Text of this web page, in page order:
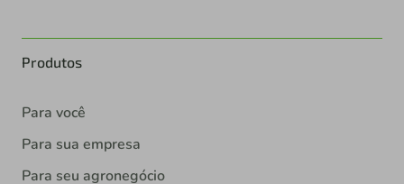
Produtos
Para você
Para sua empresa
Para seu agronegócio